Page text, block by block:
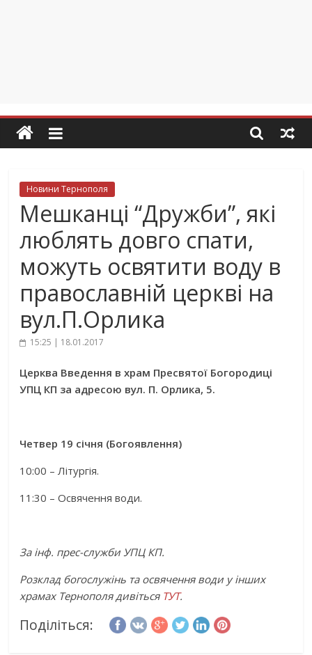
Новини Тернополя
Мешканці “Дружби”, які
люблять довго спати,
можуть освятити воду в
православній церкві на
вул.П.Орлика
15:25 | 18.01.2017
Церква Введення в храм Пресвятої Богородиці
УПЦ КП за адресою вул. П. Орлика, 5.
Четвер 19 січня (Богоявлення)
10:00 – Літургія.
11:30 – Освячення води.
За інф. прес-служби УПЦ КП.
Розклад богослужінь та освячення води у інших
храмах Тернополя дивіться ТУТ.
Поділіться: